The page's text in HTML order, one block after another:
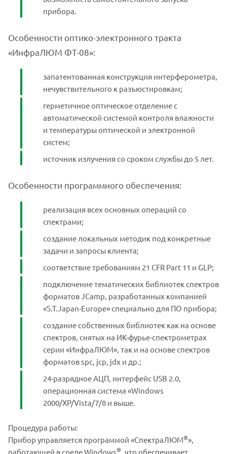
прибора.
Особенности оптико-электронного тракта
«ИнфраЛЮМ ФТ-08»:
запатентованная конструкция интерферометра,
нечувствительного к разъюстировкам;
герметичное оптическое отделение с
автоматической системой контроля влажности
и температуры оптической и электронной
систем;
источник излучения со сроком службы до 5 лет.
Особенности программного обеспечения:
реализация всех основных операций со
спектрами;
создание локальных методик под конкретные
задачи и запросы клиента;
соответствие требованиям 21 CFR Part 11 и GLP;
подключение тематических библиотек спектров
форматов JCamp, разработанных компанией
«S.T.Japan-Europe» специально для ПО прибора;
создание собственных библиотек как на основе
спектров, снятых на ИК-фурье-спектрометрах
серии «ИнфраЛЮМ», так и на основе спектров
форматов spc, jcp, jdx и др.;
24-разрядное АЦП, интерфейс USB 2.0,
операционная система «Windows
2000/XP/Vista/7/8 и выше.
Процедура работы:
Прибор управляется программой «СпектраЛЮМ®»,
работающей в среде Windows® , что обеспечивает